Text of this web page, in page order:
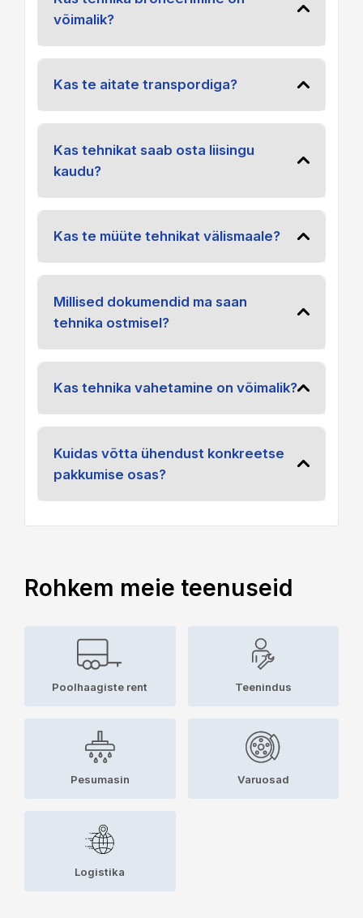
võimalik?
Kas te aitate transpordiga?
Kas tehnikat saab osta liisingu
kaudu?
Kas te müüte tehnikat välismaale?
Millised dokumendid ma saan
tehnika ostmisel?
Kas tehnika vahetamine on võimalik?
Kuidas võtta ühendust konkreetse
pakkumise osas?
Rohkem meie teenuseid
Poolhaagiste rent Teenindus
Pesumasin Varuosad
Logistika